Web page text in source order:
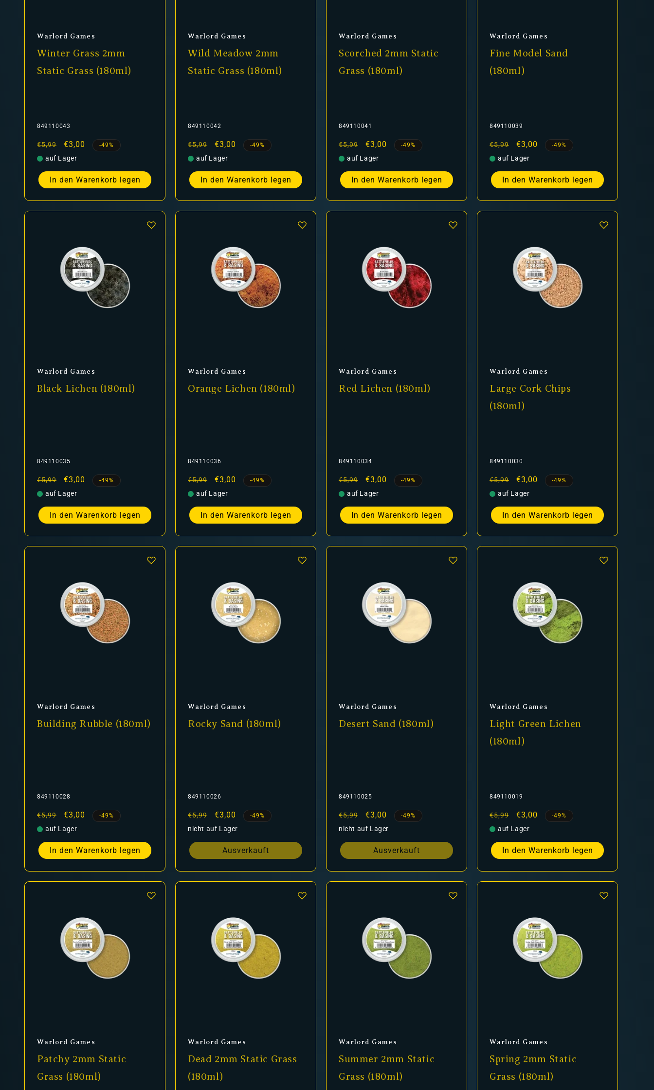
Anbieter:
Warlord Games
Winter Grass 2mm
Static Grass (180ml)
849110043
Normaler
Preis
€5,99 Verkaufspreis
€3,00 -49%
auf Lager
In den Warenkorb legen
Anbieter:
Warlord Games
Wild Meadow 2mm
Static Grass (180ml)
849110042
Normaler
Preis
€5,99 Verkaufspreis
€3,00 -49%
auf Lager
In den Warenkorb legen
Anbieter:
Warlord Games
Scorched 2mm Static
Grass (180ml)
849110041
Normaler
Preis
€5,99 Verkaufspreis
€3,00 -49%
auf Lager
In den Warenkorb legen
Anbieter:
Warlord Games
Fine Model Sand
(180ml)
849110039
Normaler
Preis
€5,99 Verkaufspreis
€3,00 -49%
auf Lager
In den Warenkorb legen
Anbieter:
Warlord Games
Black Lichen (180ml)
849110035
Normaler
Preis
€5,99 Verkaufspreis
€3,00 -49%
auf Lager
In den Warenkorb legen
Anbieter:
Warlord Games
Orange Lichen (180ml)
849110036
Normaler
Preis
€5,99 Verkaufspreis
€3,00 -49%
auf Lager
In den Warenkorb legen
Anbieter:
Warlord Games
Red Lichen (180ml)
849110034
Normaler
Preis
€5,99 Verkaufspreis
€3,00 -49%
auf Lager
In den Warenkorb legen
Anbieter:
Warlord Games
Large Cork Chips
(180ml)
849110030
Normaler
Preis
€5,99 Verkaufspreis
€3,00 -49%
auf Lager
In den Warenkorb legen
Anbieter:
Warlord Games
Building Rubble (180ml)
849110028
Normaler
Preis
€5,99 Verkaufspreis
€3,00 -49%
auf Lager
In den Warenkorb legen
Anbieter:
Warlord Games
Rocky Sand (180ml)
849110026
Normaler
Preis
€5,99 Verkaufspreis
€3,00 -49%
nicht auf Lager
Ausverkauft
Anbieter:
Warlord Games
Desert Sand (180ml)
849110025
Normaler
Preis
€5,99 Verkaufspreis
€3,00 -49%
nicht auf Lager
Ausverkauft
Anbieter:
Warlord Games
Light Green Lichen
(180ml)
849110019
Normaler
Preis
€5,99 Verkaufspreis
€3,00 -49%
auf Lager
In den Warenkorb legen
Anbieter:
Warlord Games
Patchy 2mm Static
Grass (180ml)
Anbieter:
Warlord Games
Dead 2mm Static Grass
(180ml)
Anbieter:
Warlord Games
Summer 2mm Static
Grass (180ml)
Anbieter:
Warlord Games
Spring 2mm Static
Grass (180ml)